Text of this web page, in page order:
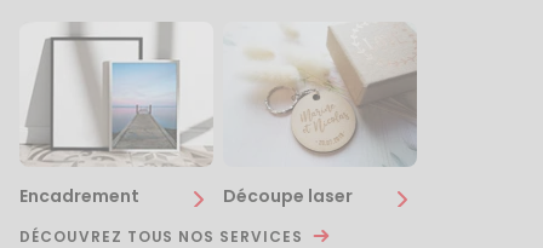
Encadrement Découpe laser
DÉCOUVREZ TOUS NOS SERVICES